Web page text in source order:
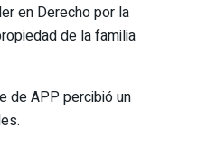
en Derecho por la
de la familia
de APP percibió un